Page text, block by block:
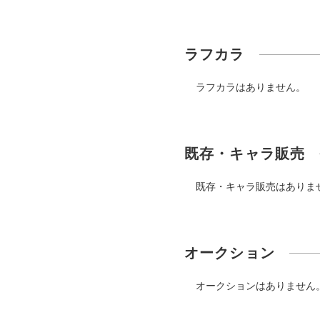
ラフカラ
ラフカラはありません。
既存・キャラ販売
既存・キャラ販売はありま
オークション
オークションはありません。